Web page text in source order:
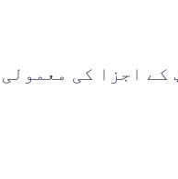
کے اجزا کی